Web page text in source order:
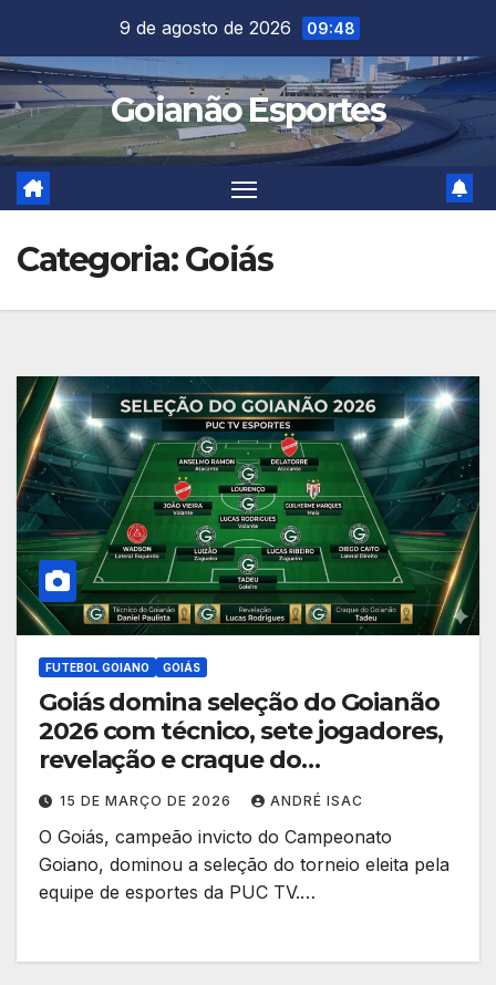
content
9 de agosto de 2026 09:48
Goianão Esportes
Categoria:Goiás
FUTEBOL GOIANO GOIÁS
Goiás domina seleção do Goianão
2026 com técnico, sete jogadores,
revelação e craque do
campeonato
15 DE MARÇO DE 2026 ANDRÉ ISAC
O Goiás, campeão invicto do Campeonato
Goiano, dominou a seleção do torneio eleita pela
equipe de esportes da PUC TV.…